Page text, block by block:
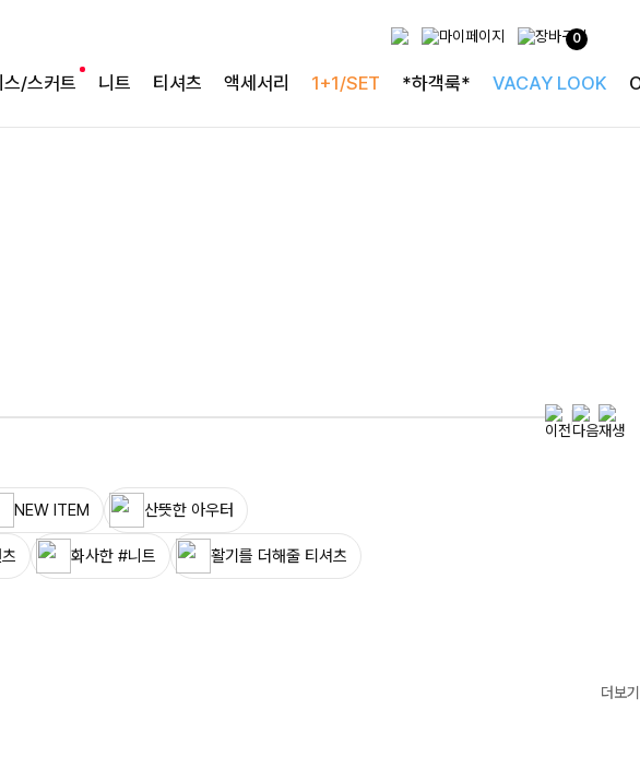
0
스/스커트 니트 티셔츠 액세서리 1+1/SET *하객룩* VACAY LOOK
특별한 날을 빛내는
하객룩의 정석
NEW ITEM 산뜻한 아우터
화사한 #니트 활기를 더해줄 티셔츠
더보기